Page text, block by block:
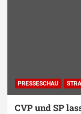
PRESSESCHAU
CVP und SP